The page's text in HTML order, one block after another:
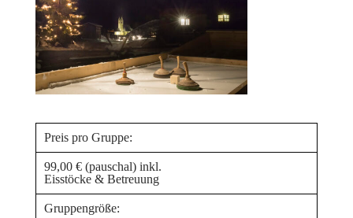
Preis pro Gruppe:
99,00 € (pauschal) inkl.
Eisstöcke & Betreuung
Gruppengröße: